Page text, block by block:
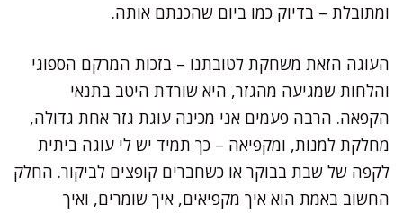
ומתובלת – בדיוק כמו ביום שהכנתם אותה.
העוגה הזאת משחקת לטובתנו – בזכות המרקם הספוגי
והלחות שמגיעה מהגזר, היא שורדת היטב בתנאי
הקפאה. הרבה פעמים אני מכינה עוגת גזר אחת גדולה,
מחלקת למנות, ומקפיאה – כך תמיד יש לי עוגה ביתית
לקפה של שבת בבוקר או כשחברים קופצים לביקור. החלק
החשוב באמת הוא איך מקפיאים, איך שומרים, ואיך